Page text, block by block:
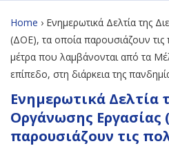
You
are
here
Home › Ενημερωτικά Δελτία της
(ΔΟΕ), τα οποία παρουσιάζουν τις
μέτρα που λαμβάνονται από τα
επίπεδο, στη διάρκεια της
Back
to
top
Ενημερωτικά Δελτία
Οργάνωσης Εργασίας
παρουσιάζουν τις